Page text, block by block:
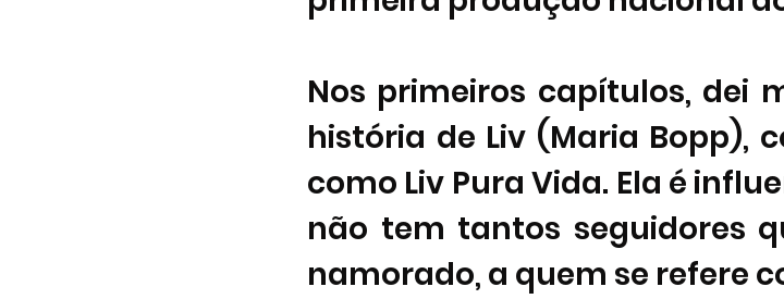
Nos primeiros capítulos, dei
história de Liv (Maria Bopp),
como Liv Pura Vida. Ela é
não tem tantos seguidores
namorado, a quem se refere